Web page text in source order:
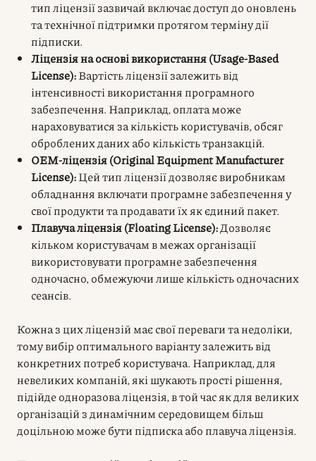
тип ліцензії зазвичай включає доступ до оновлень
та технічної підтримки протягом терміну дії
підписки.
Ліцензія на основі використання (Usage-Based
License):Вартість ліцензії залежить від
інтенсивності використання програмного
забезпечення. Наприклад, оплата може
нараховуватися за кількість користувачів, обсяг
оброблених даних або кількість транзакцій.
OEM-ліцензія (Original Equipment Manufacturer
License):Цей тип ліцензії дозволяє виробникам
обладнання включати програмне забезпечення у
свої продукти та продавати їх як єдиний пакет.
Плавуча ліцензія (Floating License):Дозволяє
кільком користувачам в межах організації
використовувати програмне забезпечення
одночасно, обмежуючи лише кількість одночасних
сеансів.
Кожна з цих ліцензій має свої переваги та недоліки,
тому вибір оптимального варіанту залежить від
конкретних потреб користувача. Наприклад, для
невеликих компаній, які шукають прості рішення,
підійде одноразова ліцензія, в той час як для великих
організацій з динамічним середовищем більш
доцільною може бути підписка або плавуча ліцензія.